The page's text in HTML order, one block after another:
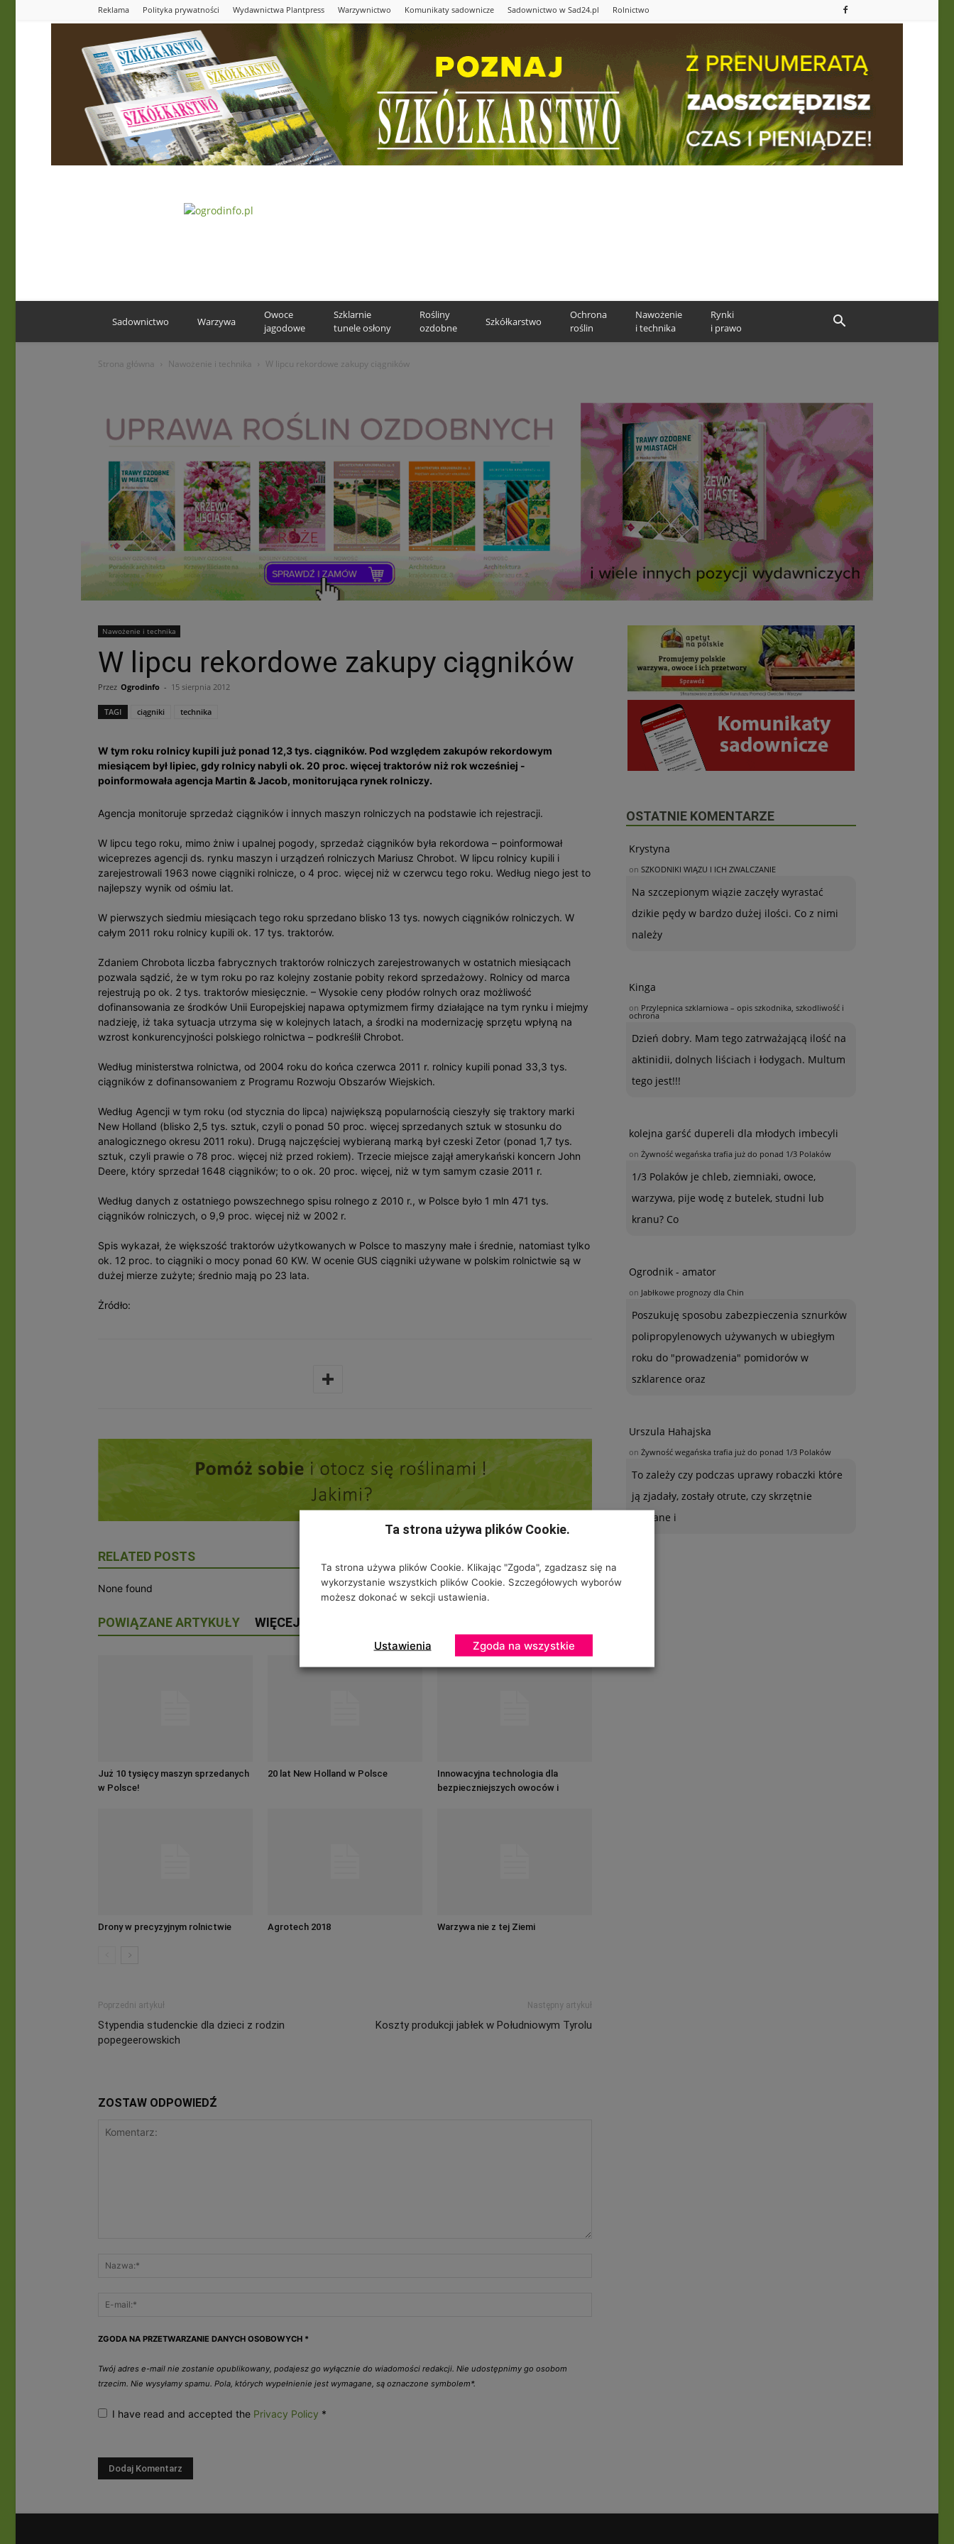
Reklama Polityka prywatności Wydawnictwa Plantpress Warzywnictwo Komunikaty sadownicze Sadownictwo w Sad24.pl Rolnictwo
Sadownictwo Warzywa
Owoce
jagodowe
Szklarnie
tunele osłony
Rośliny
ozdobne
Szkółkarstwo
Ochrona
roślin
Nawożenie
i technika
Rynki
i prawo
Strona główna Nawożenie i technika W lipcu rekordowe zakupy ciągników
Nawożenie i technika
W lipcu rekordowe zakupy ciągników
Przez Ogrodinfo - 15 sierpnia 2012
TAGI ciągniki technika
W tym roku rolnicy kupili już ponad 12,3 tys. ciągników. Pod względem zakupów rekordowym
miesiącem był lipiec, gdy rolnicy nabyli ok. 20 proc. więcej traktorów niż rok wcześniej -
poinformowała agencja Martin & Jacob, monitorująca rynek rolniczy.
Agencja monitoruje sprzedaż ciągników i innych maszyn rolniczych na podstawie ich rejestracji.
W lipcu tego roku, mimo żniw i upalnej pogody, sprzedaż ciągników była rekordowa – poinformował
wiceprezes agencji ds. rynku maszyn i urządzeń rolniczych Mariusz Chrobot. W lipcu rolnicy kupili i
zarejestrowali 1963 nowe ciągniki rolnicze, o 4 proc. więcej niż w czerwcu tego roku. Według niego jest to
najlepszy wynik od ośmiu lat.
W pierwszych siedmiu miesiącach tego roku sprzedano blisko 13 tys. nowych ciągników rolniczych. W
całym 2011 roku rolnicy kupili ok. 17 tys. traktorów.
Zdaniem Chrobota liczba fabrycznych traktorów rolniczych zarejestrowanych w ostatnich miesiącach
pozwala sądzić, że w tym roku po raz kolejny zostanie pobity rekord sprzedażowy. Rolnicy od marca
rejestrują po ok. 2 tys. traktorów miesięcznie. – Wysokie ceny płodów rolnych oraz możliwość
dofinansowania ze środków Unii Europejskiej napawa optymizmem firmy działające na tym rynku i miejmy
nadzieję, iż taka sytuacja utrzyma się w kolejnych latach, a środki na modernizację sprzętu wpłyną na
wzrost konkurencyjności polskiego rolnictwa – podkreślił Chrobot.
Według ministerstwa rolnictwa, od 2004 roku do końca czerwca 2011 r. rolnicy kupili ponad 33,3 tys.
ciągników z dofinansowaniem z Programu Rozwoju Obszarów Wiejskich.
Według Agencji w tym roku (od stycznia do lipca) największą popularnością cieszyły się traktory marki
New Holland (blisko 2,5 tys. sztuk, czyli o ponad 50 proc. więcej sprzedanych sztuk w stosunku do
analogicznego okresu 2011 roku). Drugą najczęściej wybieraną marką był czeski Zetor (ponad 1,7 tys.
sztuk, czyli prawie o 78 proc. więcej niż przed rokiem). Trzecie miejsce zajął amerykański koncern John
Deere, który sprzedał 1648 ciągników; to o ok. 20 proc. więcej, niż w tym samym czasie 2011 r.
Według danych z ostatniego powszechnego spisu rolnego z 2010 r., w Polsce było 1 mln 471 tys.
ciągników rolniczych, o 9,9 proc. więcej niż w 2002 r.
Spis wykazał, że większość traktorów użytkowanych w Polsce to maszyny małe i średnie, natomiast tylko
ok. 12 proc. to ciągniki o mocy ponad 60 KW. W ocenie GUS ciągniki używane w polskim rolnictwie są w
dużej mierze zużyte; średnio mają po 23 lata.
Żródło:
RELATED POSTS
None found
POWIĄZANE ARTYKUŁY WIĘCEJ OD AUTORA
Już 10 tysięcy maszyn sprzedanych
w Polsce!
20 lat New Holland w Polsce
Innowacyjna technologia dla
bezpieczniejszych owoców i
Drony w precyzyjnym rolnictwie Agrotech 2018 Warzywa nie z tej Ziemi
Poprzedni artykuł
Stypendia studenckie dla dzieci z rodzin
popegeerowskich
Następny artykuł
Koszty produkcji jabłek w Południowym Tyrolu
ZOSTAW ODPOWIEDŹ
ZGODA NA PRZETWARZANIE DANYCH OSOBOWYCH *
Twój adres e-mail nie zostanie opublikowany, podajesz go wyłącznie do wiadomości redakcji. Nie udostępnimy go osobom
trzecim. Nie wysyłamy spamu. Pola, których wypełnienie jest wymagane, są oznaczone symbolem*.
I have read and accepted the Privacy Policy *
OSTATNIE KOMENTARZE
Krystyna
on SZKODNIKI WIĄZU I ICH ZWALCZANIE
Na szczepionym wiązie zaczęły wyrastać
dzikie pędy w bardzo dużej ilości. Co z nimi
należy
Kinga
on Przylepnica szklarniowa – opis szkodnika, szkodliwość i
ochrona
Dzień dobry. Mam tego zatrważającą ilość na
aktinidii, dolnych liściach i łodygach. Multum
tego jest!!!
kolejna garść dupereli dla młodych imbecyli
on Żywność wegańska trafia już do ponad 1/3 Polaków
1/3 Polaków je chleb, ziemniaki, owoce,
warzywa, pije wodę z butelek, studni lub
kranu? Co
Ogrodnik - amator
on Jabłkowe prognozy dla Chin
Poszukuję sposobu zabezpieczenia sznurków
polipropylenowych używanych w ubiegłym
roku do "prowadzenia" pomidorów w
szklarence oraz
Urszula Hahajska
on Żywność wegańska trafia już do ponad 1/3 Polaków
To zależy czy podczas uprawy robaczki które
ją zjadały, zostały otrute, czy skrzętnie
zebrane i
Ta strona używa plików Cookie.
Ta strona używa plików Cookie. Klikając "Zgoda", zgadzasz się na
wykorzystanie wszystkich plików Cookie. Szczegółowych wyborów
możesz dokonać w sekcji ustawienia.
Ustawienia Zgoda na wszystkie